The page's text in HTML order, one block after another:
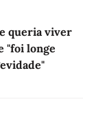
queria viver
"foi longe